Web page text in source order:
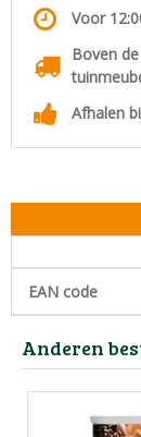
Voor
Boven
Afhalen
EAN code
Anderen